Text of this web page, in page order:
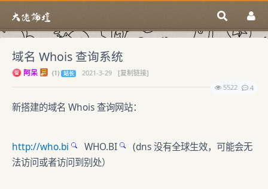
域名 Whois 查询系统
阿呆 (1) 站长 2021-3-29
[复制链接]
5522
4
新搭建的域名 Whois 查询网站：
http://who.bi WHO.BI
(dns 没有全球生效，可能会无
法访问或者访问到别处）